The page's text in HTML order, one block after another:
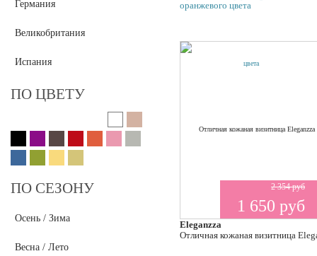
Cose Da Uomo
Deeson
Flower Rain
Германия
Великобритания
Испания
ПО ЦВЕТУ
ПО СЕЗОНУ
Осень / Зима
Весна / Лето
оранжевого цвета
2 354 руб
1 650 руб
Eleganzza
Отличная кожаная визитница